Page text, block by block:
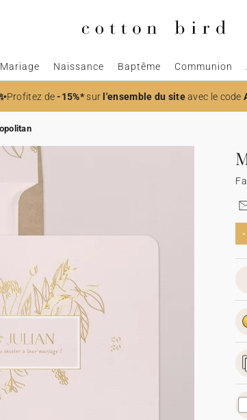
Mariage Naissance Baptême Communion
Profitez de-15%*surl'ensemble du siteavec le code